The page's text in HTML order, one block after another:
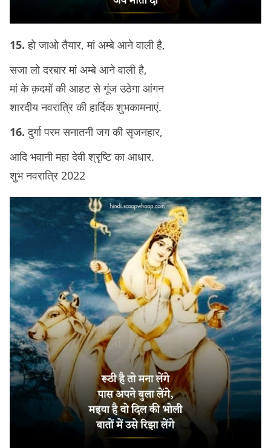
15. हो जाओ तैयार, मां अम्बे आने वाली है,
सजा लो दरबार मां अम्बे आने वाली है,
मां के क़दमों की आहट से गूंज उठेगा आंगन
शारदीय नवरात्रि की हार्दिक शुभकामनाएं.
16. दुर्गा परम सनातनी जग की सृजनहार,
आदि भवानी महा देवी श्रृष्टि का आधार.
शुभ नवरात्रि 2022